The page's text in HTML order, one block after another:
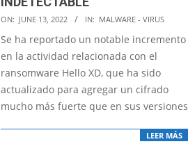
2022-
06-
13
ON: JUNE 13, 2022 IN: MALWARE - VIRUS
Se ha reportado un notable incremento
en la actividad relacionada con el
ransomware Hello XD, que ha sido
actualizado para agregar un cifrado
mucho más fuerte que en sus versiones
LEER MÁS